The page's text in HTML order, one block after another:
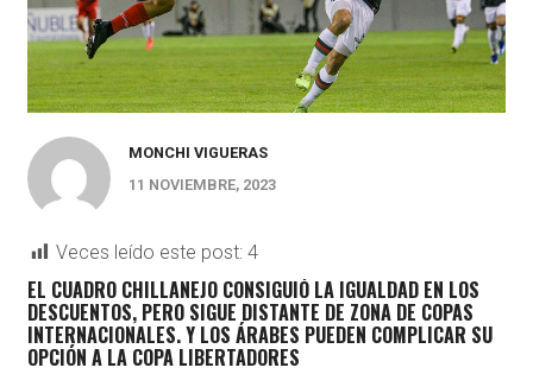
MONCHI VIGUERAS
11 NOVIEMBRE, 2023
Veces leído este post: 4
EL CUADRO CHILLANEJO CONSIGUIÓ LA IGUALDAD EN LOS
DESCUENTOS, PERO SIGUE DISTANTE DE ZONA DE COPAS
INTERNACIONALES. Y LOS ÁRABES PUEDEN COMPLICAR SU
OPCIÓN A LA COPA LIBERTADORES